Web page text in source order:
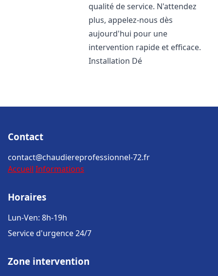
qualité de service. N'attendez
plus, appelez-nous dès
aujourd'hui pour une
intervention rapide et efficace.
Installation Dé
Contact
contact@chaudiereprofessionnel-72.fr
Accueil Informations
Horaires
Lun-Ven: 8h-19h
Service d'urgence 24/7
Zone intervention